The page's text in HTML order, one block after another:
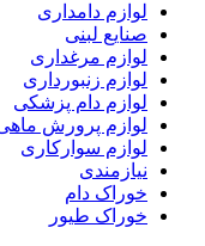
لوازم دامداری
صنایع لبنی
لوازم مرغداری
لوازم زنبورداری
لوازم دام پزشکی
لوازم پرورش
لوازم سوارکاری
نیازمندی
خوراک دام
خوراک طیور